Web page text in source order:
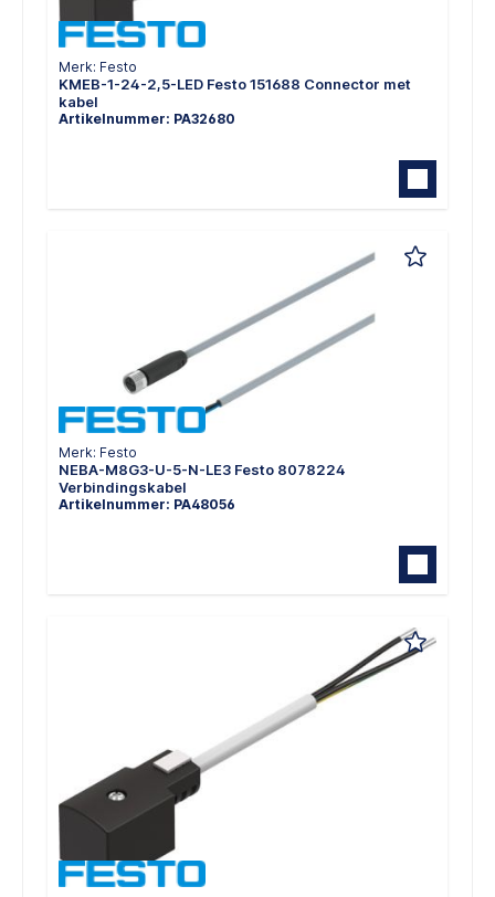
Merk: Festo
KMEB-1-24-2,5-LED Festo 151688 Connector met
kabel
Artikelnummer: PA32680
Merk: Festo
NEBA-M8G3-U-5-N-LE3 Festo 8078224
Verbindingskabel
Artikelnummer: PA48056